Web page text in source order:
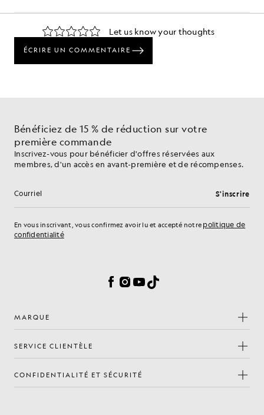
Bénéficiez de 15 % de réduction sur votre
première commande
Inscrivez-vous pour bénéficier d'offres réservées aux
membres, d'un accès en avant-première et de récompenses.
Adresse e-mail S'inscrire
En vous inscrivant, vous confirmez avoir lu et accepté notre politique de
confidentialité
Facebook
Instagram
YouTube
TikTok
MARQUE
SERVICE CLIENTÈLE
CONFIDENTIALITÉ ET SÉCURITÉ